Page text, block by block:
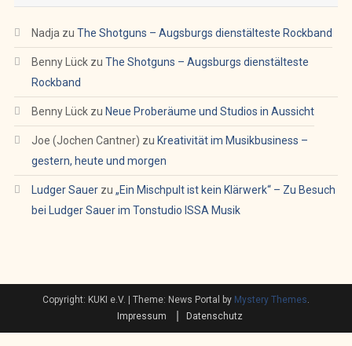
Nadja zu The Shotguns – Augsburgs dienstälteste Rockband
Benny Lückzu The Shotguns – Augsburgs dienstälteste
Rockband
Benny Lückzu Neue Proberäume und Studios in Aussicht
Joe (Jochen Cantner) zu Kreativität im Musikbusiness –
gestern, heute und morgen
Ludger Sauerzu „Ein Mischpult ist kein Klärwerk“ – Zu Besuch
bei Ludger Sauer im Tonstudio ISSA Musik
Copyright: KUKI e.V. | Theme: News Portal by Mystery Themes.
Impressum
Datenschutz